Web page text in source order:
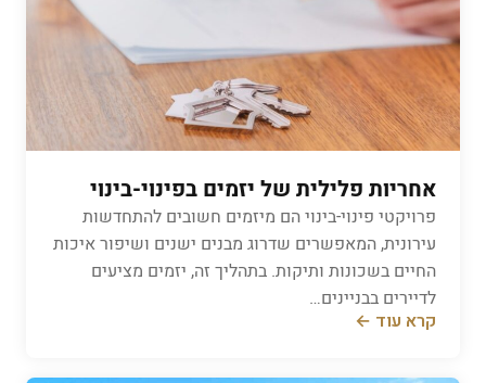
אחריות פלילית של יזמים בפינוי-בינוי
​פרויקטי פינוי-בינוי הם מיזמים חשובים להתחדשות
עירונית, המאפשרים שדרוג מבנים ישנים ושיפור איכות
החיים בשכונות ותיקות. בתהליך זה, יזמים מציעים
לדיירים בבניינים…
קרא עוד ←